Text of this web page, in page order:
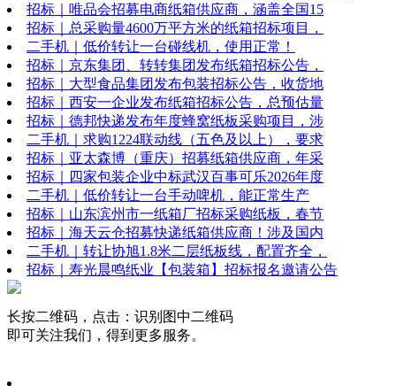
招标｜唯品会招募电商纸箱供应商，涵盖全国15
招标｜总采购量4600万平方米的纸箱招标项目，
二手机｜低价转让一台碰线机，使用正常！
招标｜京东集团、转转集团发布纸箱招标公告，
招标｜大型食品集团发布包装招标公告，收货地
招标｜西安一企业发布纸箱招标公告，总预估量
招标｜德邦快递发布年度蜂窝纸板采购项目，涉
二手机｜求购1224联动线（五色及以上），要求
招标｜亚太森博（重庆）招募纸箱供应商，年采
招标｜四家包装企业中标武汉百事可乐2026年度
二手机｜低价转让一台手动啤机，能正常生产
招标｜山东滨州市一纸箱厂招标采购纸板，春节
招标｜海天云仓招募快递纸箱供应商！涉及国内
二手机｜转让协旭1.8米二层纸板线，配置齐全，
招标｜寿光晨鸣纸业【包装箱】招标报名邀请公告
长按二维码，点击：识别图中二维码
即可关注我们，得到更多服务。